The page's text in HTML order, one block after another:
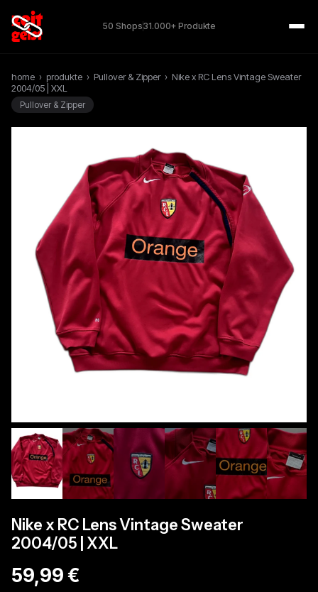
50 Shops31.000+ Produkte
home › produkte › Pullover & Zipper › Nike x RC Lens Vintage Sweater
2004/05 | XXL
Pullover & Zipper
Nike x RC Lens Vintage Sweater
2004/05 | XXL
59,99 €